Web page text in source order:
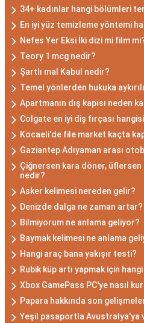
34+ kadınlar hangi bölümleri
En iyi yüz temizleme yöntemi
Nefes Yer Eksi İki dizi mi film
Teory 1 mcg nedir?
Şartlı mal Kabul nedir?
Temel yönlerden hukuka
Apartmanın dış kapısı neden
Colgate en iyi diş fırçası
Kocaeli'de file market kaçta
Gaziantep Adıyaman arası
Çiğnersen kara döner,
nedir?
Asker kelimesi nereden gelir?
Denizde dalga ne zaman artar?
Bilmiyorum ne anlama geliyor?
Baymak kelimesi ne anlama
Hangi araç bana yakışır testi?
Rubik küp artı yapmak için
Xbox GamePass PC'ye nasıl
Papara hakkında son
Yeşil pasaportla Avustralya'ya